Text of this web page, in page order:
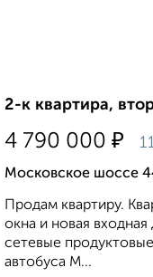
2-к квартира,
4 790 000 ₽
Московское шоссе
Продам квартиру.
окна и новая
сетевые
автобуса М...